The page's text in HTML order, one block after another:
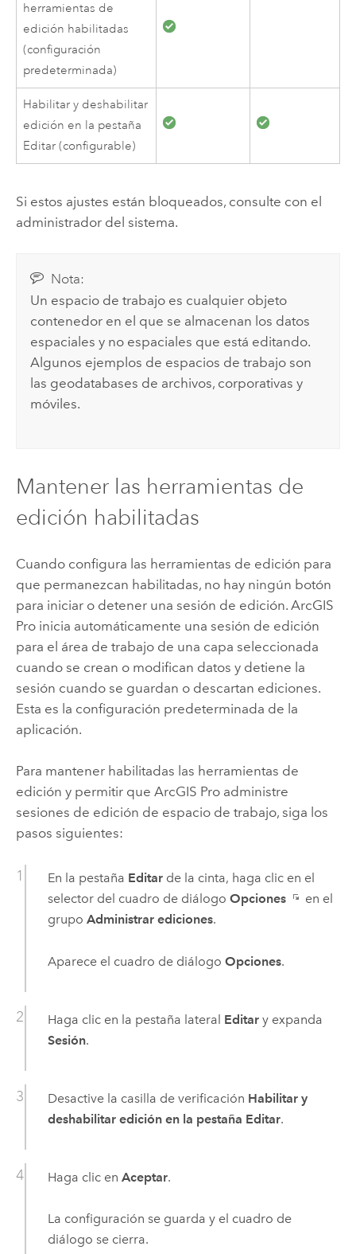
herramientas de
edición habilitadas
(configuración
predeterminada)
Habilitar y deshabilitar
edición en la pestaña
Editar (configurable)
Si estos ajustes están bloqueados, consulte con el
administrador del sistema.
Nota:
Un espacio de trabajo es cualquier objeto
contenedor en el que se almacenan los datos
espaciales y no espaciales que está editando.
Algunos ejemplos de espacios de trabajo son
las geodatabases de archivos, corporativas y
móviles.
Mantener las herramientas de
edición habilitadas
Cuando configura las herramientas de edición para
que permanezcan habilitadas, no hay ningún botón
para iniciar o detener una sesión de edición. ArcGIS
Proinicia automáticamente una sesión de edición
para el área de trabajo de una capa seleccionada
cuando se crean o modifican datos y detiene la
sesión cuando se guardan o descartan ediciones.
Esta es la configuración predeterminada de la
aplicación.
Para mantener habilitadas las herramientas de
edición y permitir que ArcGIS Proadministre
sesiones de edición de espacio de trabajo, siga los
pasos siguientes:
En la pestaña Editarde la cinta, haga clic en el
selector del cuadro de diálogo Opciones
en el
grupo Administrar ediciones.
Aparece el cuadro de diálogo Opciones.
Haga clic en la pestaña lateral Editary expanda
Sesión.
Desactive la casilla de verificación Habilitar y
deshabilitar edición en la pestaña Editar.
Haga clic en Aceptar.
La configuración se guarda y el cuadro de
diálogo se cierra.